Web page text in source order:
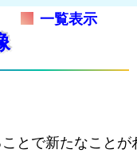
一覧表示
とで新たなことが